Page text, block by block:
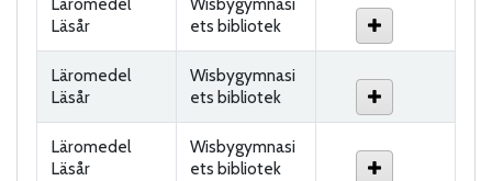
Läromedel
Läsår
Wisbygymnasi
ets bibliotek
Läromedel
Läsår
Wisbygymnasi
ets bibliotek
Läromedel
Läsår
Wisbygymnasi
ets bibliotek